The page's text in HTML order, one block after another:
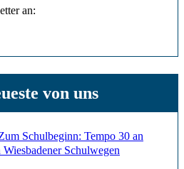
an:
Schulbeginn: Tempo 30 an
Schulwegen